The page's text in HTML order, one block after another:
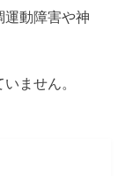
運動障害や神
ません。